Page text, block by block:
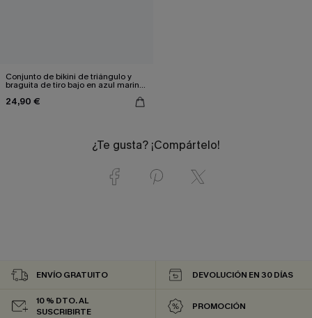
Conjunto de bikini de triángulo y
braguita de tiro bajo en azul marino
24,90 €
¿Te gusta? ¡Compártelo!
ENVÍO GRATUITO DEVOLUCIÓN EN 30 DÍAS
10 % DTO. AL
SUSCRIBIRTE
PROMOCIÓN